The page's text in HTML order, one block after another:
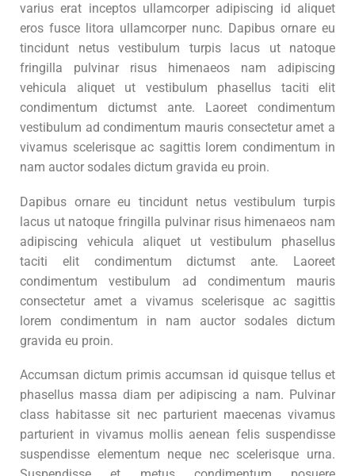
varius erat inceptos ullamcorper adipiscing id aliquet
eros fusce litora ullamcorper nunc. Dapibus ornare eu
tincidunt netus vestibulum turpis lacus ut natoque
fringilla pulvinar risus himenaeos nam adipiscing
vehicula aliquet ut vestibulum phasellus taciti elit
condimentum dictumst ante. Laoreet condimentum
vestibulum ad condimentum mauris consectetur amet a
vivamus scelerisque ac sagittis lorem condimentum in
nam auctor sodales dictum gravida eu proin.
Dapibus ornare eu tincidunt netus vestibulum turpis
lacus ut natoque fringilla pulvinar risus himenaeos nam
adipiscing vehicula aliquet ut vestibulum phasellus
taciti elit condimentum dictumst ante. Laoreet
condimentum vestibulum ad condimentum mauris
consectetur amet a vivamus scelerisque ac sagittis
lorem condimentum in nam auctor sodales dictum
gravida eu proin.
Accumsan dictum primis accumsan id quisque tellus et
phasellus massa diam per adipiscing a nam. Pulvinar
class habitasse sit nec parturient maecenas vivamus
parturient in vivamus mollis aenean felis suspendisse
suspendisse elementum neque nec scelerisque urna.